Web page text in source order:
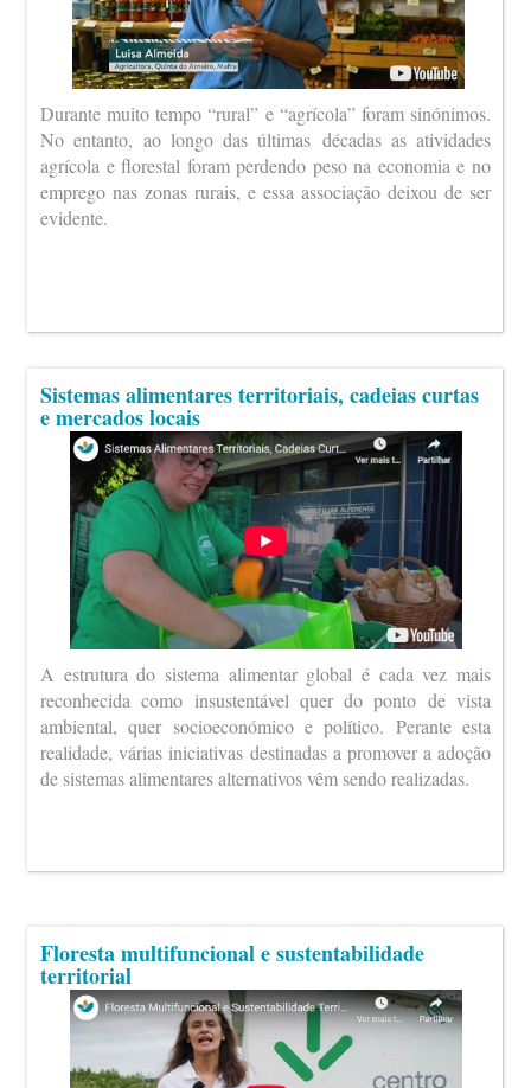
Durante muito tempo “rural” e “agrícola” foram sinónimos.
No entanto, ao longo das últimas décadas as atividades
agrícola e florestal foram perdendo peso na economia e no
emprego nas zonas rurais, e essa associação deixou de ser
evidente.
Sistemas alimentares territoriais, cadeias curtas
e mercados locais
A estrutura do sistema alimentar global é cada vez mais
reconhecida como insustentável quer do ponto de vista
ambiental, quer socioeconómico e político. Perante esta
realidade, várias iniciativas destinadas a promover a adoção
de sistemas alimentares alternativos vêm sendo realizadas.
Floresta multifuncional e sustentabilidade
territorial